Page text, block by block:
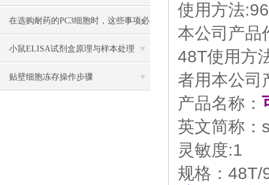
在选购耐药的PC3细胞时，这些事项必
须注意
小鼠ELISA试剂盒原理与样本处理
贴壁细胞冻存操作步骤
使用方法
本公司产品
48T使用方
者用本公司
产品名称：
英文简称：
灵敏度:1
规格：48T/